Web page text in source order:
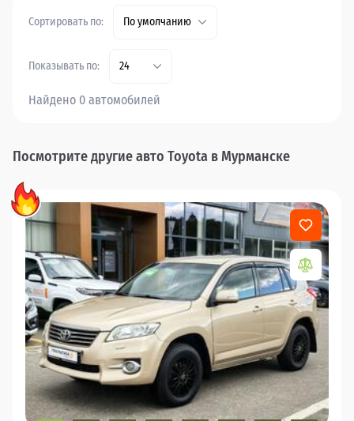
Сортировать по: По умолчанию
Показывать по: 24
Найдено 0 автомобилей
Посмотрите другие авто Toyota в Мурманске